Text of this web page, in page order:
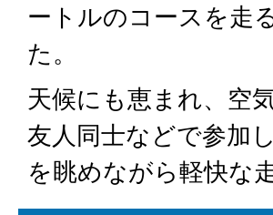
ートルのコースを走
た。
天候にも恵まれ、空
友人同士などで参加
を眺めながら軽快な